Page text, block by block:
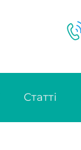
Статті